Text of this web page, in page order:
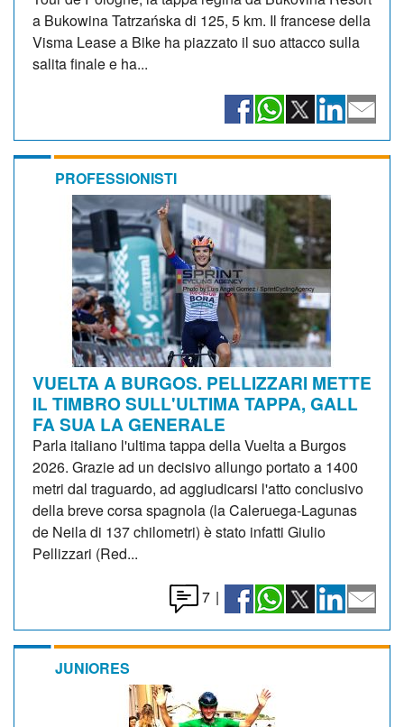
a Bukowina Tatrzańska di 125, 5 km. Il francese della
Visma Lease a Bike ha piazzato il suo attacco sulla
salita finale e ha...
PROFESSIONISTI
VUELTA A BURGOS. PELLIZZARI METTE
IL TIMBRO SULL'ULTIMA TAPPA, GALL
FA SUA LA GENERALE
Parla italiano l'ultima tappa della Vuelta a Burgos
2026. Grazie ad un decisivo allungo portato a 1400
metri dal traguardo, ad aggiudicarsi l'atto conclusivo
della breve corsa spagnola (la Caleruega-Lagunas
de Neila di 137 chilometri) è stato infatti Giulio
Pellizzari (Red...
7 |
JUNIORES